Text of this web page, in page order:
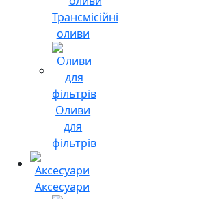
Трансмісійні
оливи
Оливи
для
фільтрів
Аксесуари